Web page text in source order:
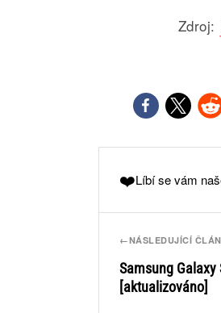
Zdroj:
❤️Líbí se vám
←NÁSLEDUJÍCÍ
Samsung Galaxy
[aktualizováno]